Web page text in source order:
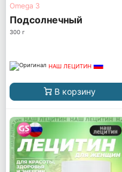
Omega 3
Подсолнечный
300 г
НАШ ЛЕЦИТИН
В корзину